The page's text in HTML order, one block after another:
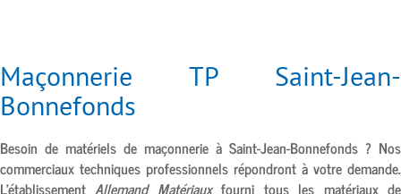
Maçonnerie TP Saint-Jean-
Bonnefonds
Besoin de matériels de maçonnerie à Saint-Jean-Bonnefonds ? Nos
commerciaux techniques professionnels répondront à votre demande.
L’établissementAllemand Matériauxfourni tous les matériaux de